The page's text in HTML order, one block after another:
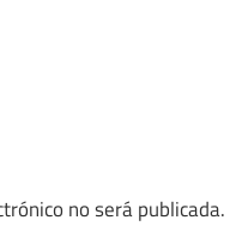
no será publicada.